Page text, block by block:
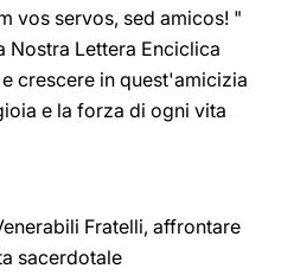
vos servos, sed amicos! "
Nostra Lettera Enciclica
crescere in quest'amicizia
e la forza di ogni vita
Fratelli, affrontare
sacerdotale